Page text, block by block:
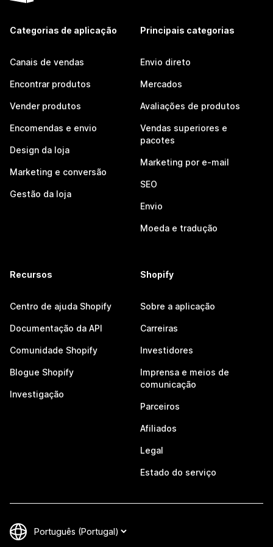
Categorias de aplicação
Canais de vendas
Encontrar produtos
Vender produtos
Encomendas e envio
Design da loja
Marketing e conversão
Gestão da loja
Principais categorias
Envio direto
Mercados
Avaliações de produtos
Vendas superiores e
pacotes
Marketing por e-mail
SEO
Envio
Moeda e tradução
Recursos
Centro de ajuda Shopify
Documentação da API
Comunidade Shopify
Blogue Shopify
Investigação
Shopify
Sobre a aplicação
Carreiras
Investidores
Imprensa e meios de
comunicação
Parceiros
Afiliados
Legal
Estado do serviço